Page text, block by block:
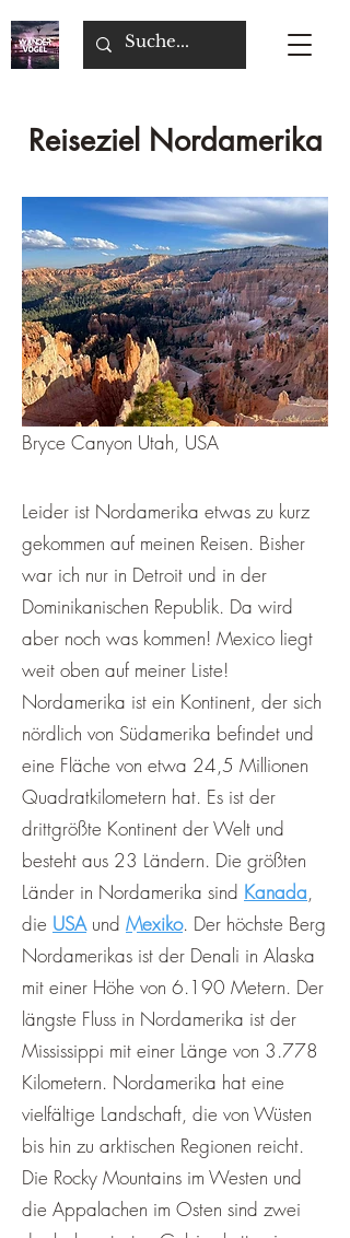
Reiseziel Nordamerika
Bryce Canyon Utah, USA
Leider ist Nordamerika etwas zu kurz
gekommen auf meinen Reisen. Bisher
war ich nur in Detroit und in der
Dominikanischen Republik. Da wird
aber noch was kommen! Mexico liegt
weit oben auf meiner Liste!
Nordamerika ist ein Kontinent, der sich
nördlich von Südamerika befindet und
eine Fläche von etwa 24,5 Millionen
Quadratkilometern hat. Es ist der
drittgrößte Kontinent der Welt und
besteht aus 23 Ländern. Die größten
Länder in Nordamerika sind Kanada,
die USAund Mexiko. Der höchste Berg
Nordamerikas ist der Denali in Alaska
mit einer Höhe von 6.190 Metern. Der
längste Fluss in Nordamerika ist der
Mississippi mit einer Länge von 3.778
Kilometern. Nordamerika hat eine
vielfältige Landschaft, die von Wüsten
bis hin zu arktischen Regionen reicht.
Die Rocky Mountains im Westen und
die Appalachen im Osten sind zwei